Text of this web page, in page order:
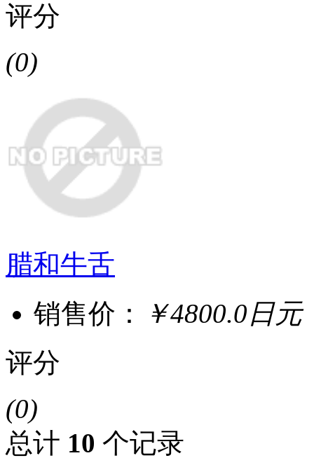
评分
(0)
腊和牛舌
销售价：
￥4800.0日元
评分
(0)
总计 10 个记录